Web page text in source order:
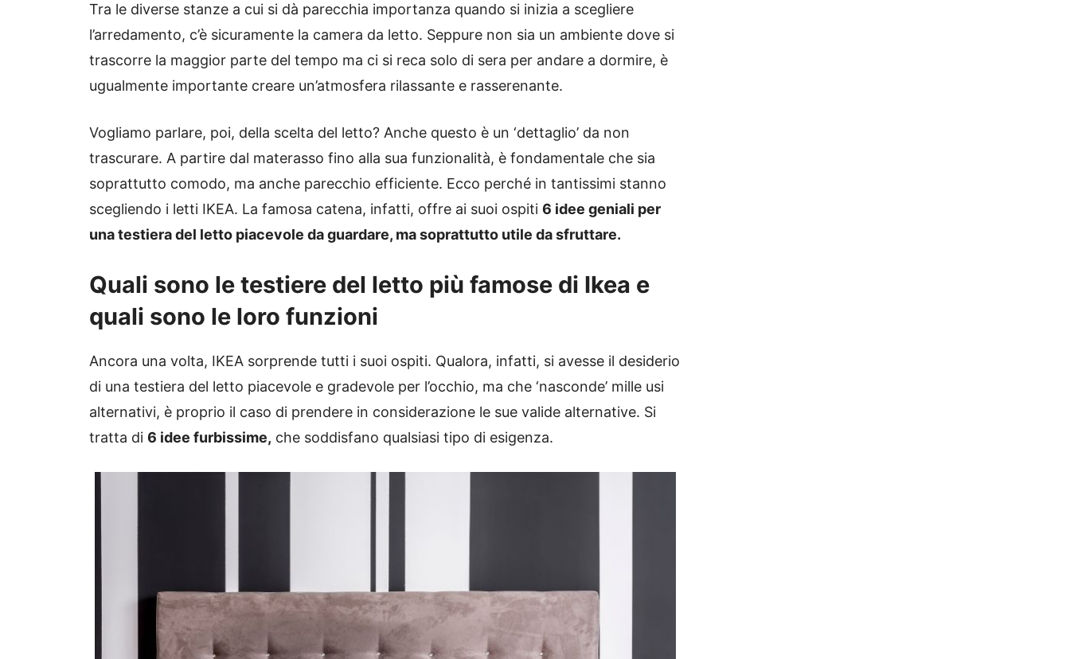
Tra le diverse stanze a cui si dà parecchia importanza quando si inizia a scegliere
l’arredamento, c’è sicuramente la camera da letto. Seppure non sia un ambiente dove si
trascorre la maggior parte del tempo ma ci si reca solo di sera per andare a dormire, è
ugualmente importante creare un’atmosfera rilassante e rasserenante.
Vogliamo parlare, poi, della scelta del letto? Anche questo è un ‘dettaglio’ da non
trascurare. A partire dal materasso fino alla sua funzionalità, è fondamentale che sia
soprattutto comodo, ma anche parecchio efficiente. Ecco perché in tantissimi stanno
scegliendo i letti IKEA. La famosa catena, infatti, offre ai suoi ospiti 6 idee geniali per
una testiera del letto piacevole da guardare, ma soprattutto utile da sfruttare.
Quali sono le testiere del letto più famose di Ikea e
quali sono le loro funzioni
Ancora una volta, IKEA sorprende tutti i suoi ospiti. Qualora, infatti, si avesse il desiderio
di una testiera del letto piacevole e gradevole per l’occhio, ma che ‘nasconde’ mille usi
alternativi, è proprio il caso di prendere in considerazione le sue valide alternative. Si
tratta di 6 idee furbissime, che soddisfano qualsiasi tipo di esigenza.